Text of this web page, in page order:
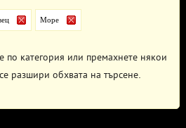
Море
по категория или премахнете някои
разшири обхвата на търсене.